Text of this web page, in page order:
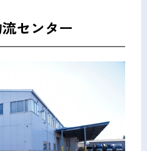
センター